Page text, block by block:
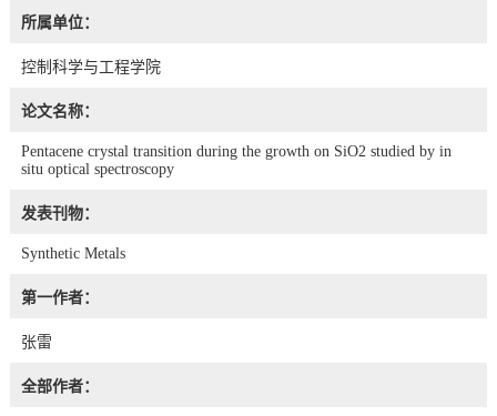
所属单位：
控制科学与工程学院
论文名称：
Pentacene crystal transition during the growth on SiO2 studied by in
situ optical spectroscopy
发表刊物：
Synthetic Metals
第一作者：
张雷
全部作者：